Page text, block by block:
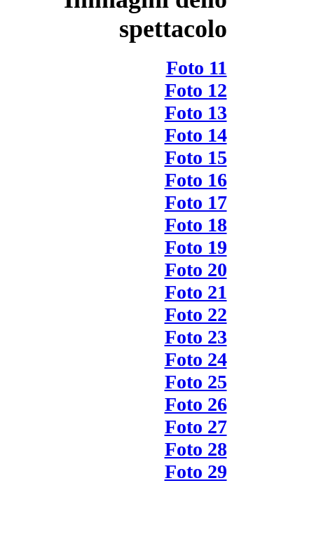
spettacolo
Foto 11
Foto 12
Foto 13
Foto 14
Foto 15
Foto 16
Foto 17
Foto 18
Foto 19
Foto 20
Foto 21
Foto 22
Foto 23
Foto 24
Foto 25
Foto 26
Foto 27
Foto 28
Foto 29